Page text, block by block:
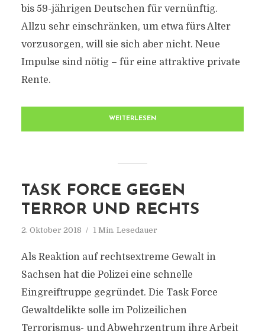
bis 59-jährigen Deutschen für vernünftig.
Allzu sehr einschränken, um etwa fürs Alter
vorzusorgen, will sie sich aber nicht. Neue
Impulse sind nötig – für eine attraktive private
Rente.
WEITERLESEN
TASK FORCE GEGEN
TERROR UND RECHTS
2. Oktober 2018 1 Min. Lesedauer
Als Reaktion auf rechtsextreme Gewalt in
Sachsen hat die Polizei eine schnelle
Eingreiftruppe gegründet. Die Task Force
Gewaltdelikte solle im Polizeilichen
Terrorismus- und Abwehrzentrum ihre Arbeit